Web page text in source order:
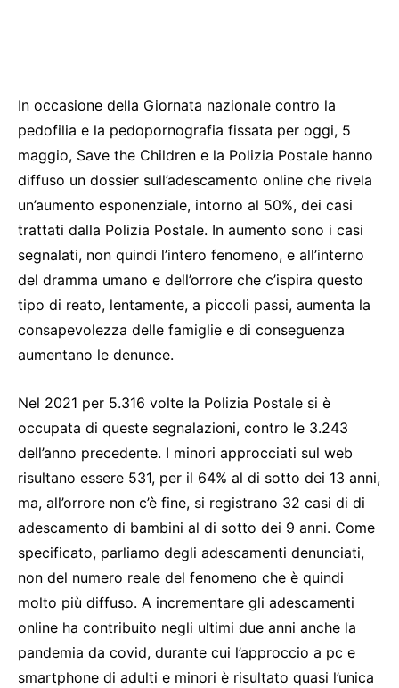
In occasione della Giornata nazionale contro la
pedofilia e la pedopornografia fissata per oggi, 5
maggio, Save the Children e la Polizia Postale hanno
diffuso un dossier sull’adescamento online che rivela
un’aumento esponenziale, intorno al 50%, dei casi
trattati dalla Polizia Postale. In aumento sono i casi
segnalati, non quindi l’intero fenomeno, e all’interno
del dramma umano e dell’orrore che c’ispira questo
tipo di reato, lentamente, a piccoli passi, aumenta la
consapevolezza delle famiglie e di conseguenza
aumentano le denunce.
Nel 2021 per 5.316 volte la Polizia Postale si è
occupata di queste segnalazioni, contro le 3.243
dell’anno precedente. I minori approcciati sul web
risultano essere 531, per il 64% al di sotto dei 13 anni,
ma, all’orrore non c’è fine, si registrano 32 casi di di
adescamento di bambini al di sotto dei 9 anni. Come
specificato, parliamo degli adescamenti denunciati,
non del numero reale del fenomeno che è quindi
molto più diffuso. A incrementare gli adescamenti
online ha contribuito negli ultimi due anni anche la
pandemia da covid, durante cui l’approccio a pc e
smartphone di adulti e minori è risultato quasi l’unica